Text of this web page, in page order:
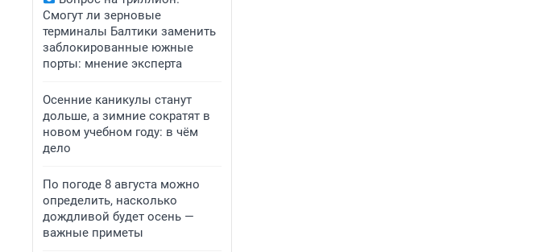
Смогут ли зерновые
терминалы Балтики заменить
заблокированные южные
порты: мнение эксперта
Осенние каникулы станут
дольше, а зимние сократят в
новом учебном году: в чём
дело
По погоде 8 августа можно
определить, насколько
дождливой будет осень —
важные приметы